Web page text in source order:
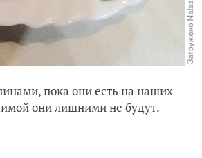
пока они есть на наших
они лишними не будут.